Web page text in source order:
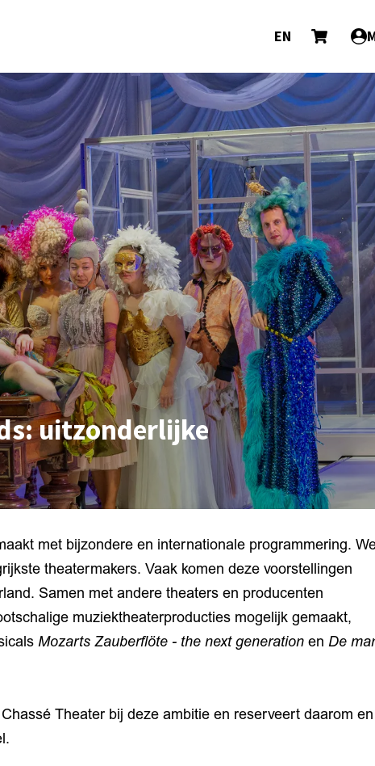
EN
uitzonderlijke
met bijzondere en internationale programmering.
theatermakers. Vaak komen deze voorstellingen
Samen met andere theaters en producenten
muziektheaterproducties mogelijk gemaakt,
Mozarts Zauberflöte - the next generation en De
Theater bij deze ambitie en reserveert daarom en